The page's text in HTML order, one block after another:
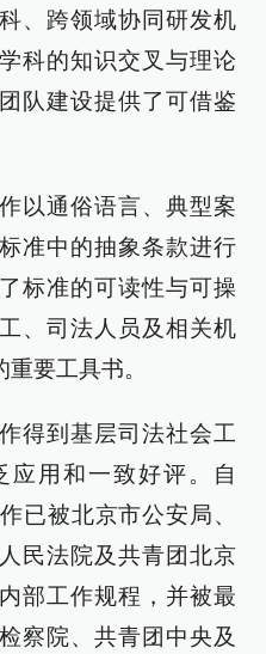
、跨领域协同研发机
科的知识交叉与理论
队建设提供了可借鉴
以通俗语言、典型案
准中的抽象条款进行
标准的可读性与可操
、司法人员及相关机
要工具书。
得到基层司法社会工
应用和一致好评。自
已被北京市公安局、
民法院及共青团北京
部工作规程，并被最
察院、共青团中央及